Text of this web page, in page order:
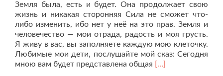
Земля была, есть и будет. Она продолжает свою
жизнь и никакая сторонняя Сила не сможет что-
либо изменить, ибо нет у неё на это прав. Земля и
человечество — мои отрада, радость и моя грусть.
Я живу в вас, вы заполняете каждую мою клеточку.
Любимые мои дети, послушайте мой сказ: Сегодня
мною вам будет представлена общая Читать
[…]